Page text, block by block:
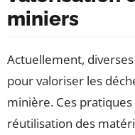
miniers
Actuellement,
pour valoriser les
minière. Ces
réutilisation des